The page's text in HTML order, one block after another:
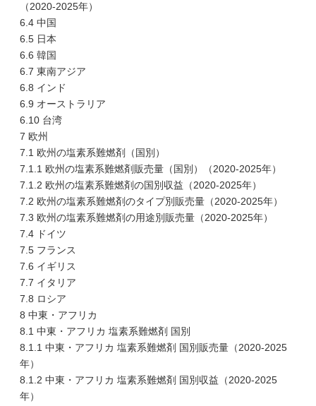
（2020-2025年）
6.4 中国
6.5 日本
6.6 韓国
6.7 東南アジア
6.8 インド
6.9 オーストラリア
6.10 台湾
7 欧州
7.1 欧州の塩素系難燃剤（国別）
7.1.1 欧州の塩素系難燃剤販売量（国別）（2020-2025年）
7.1.2 欧州の塩素系難燃剤の国別収益（2020-2025年）
7.2 欧州の塩素系難燃剤のタイプ別販売量（2020-2025年）
7.3 欧州の塩素系難燃剤の用途別販売量（2020-2025年）
7.4 ドイツ
7.5 フランス
7.6 イギリス
7.7 イタリア
7.8 ロシア
8 中東・アフリカ
8.1 中東・アフリカ 塩素系難燃剤 国別
8.1.1 中東・アフリカ 塩素系難燃剤 国別販売量（2020-2025
年）
8.1.2 中東・アフリカ 塩素系難燃剤 国別収益（2020-2025
年）